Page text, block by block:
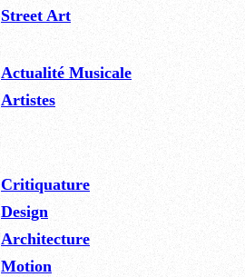
Street Art
Actualité Musicale
Artistes
Critiquature
Design
Architecture
Motion